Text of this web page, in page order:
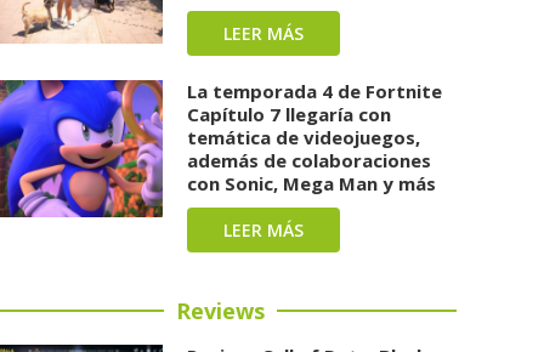
LEER MÁS
La temporada 4 de Fortnite
Capítulo 7 llegaría con
temática de videojuegos,
además de colaboraciones
con Sonic, Mega Man y más
LEER MÁS
Reviews